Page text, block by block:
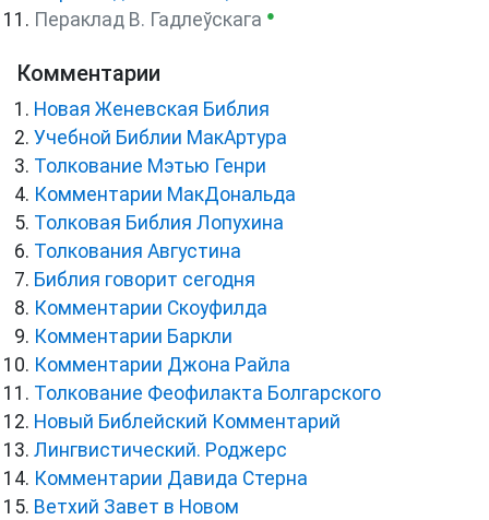
Пераклад В. Гадлеўскага ●
Комментарии
Новая Женевская Библия
Учебной Библии МакАртура
Толкование Мэтью Генри
Комментарии МакДональда
Толковая Библия Лопухина
Толкования Августина
Библия говорит сегодня
Комментарии Скоуфилда
Комментарии Баркли
Комментарии Джона Райла
Толкование Феофилакта Болгарского
Новый Библейский Комментарий
Лингвистический. Роджерс
Комментарии Давида Стерна
Ветхий Завет в Новом